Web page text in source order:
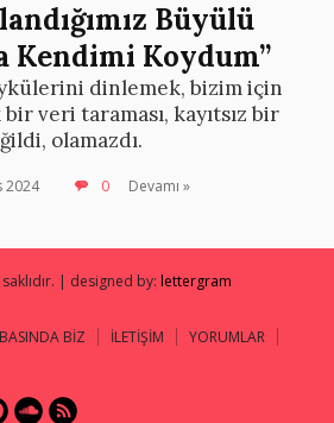
Büyülü
Kendimi Koydum”
dinlemek, bizim için
veri taraması, kayıtsız bir
olamazdı.
2024 0 Devamı »
| designed by: lettergram
BASINDA BİZ İLETİŞİM
YORUMLAR